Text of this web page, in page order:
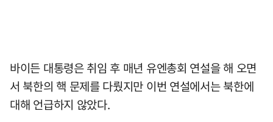
바이든 대통령은 취임 후 매년 유엔총회 연설을 해 오면
서 북한의 핵 문제를 다뤘지만 이번 연설에서는 북한에
대해 언급하지 않았다.